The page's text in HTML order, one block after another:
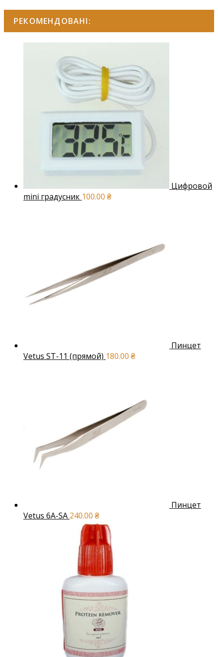
РЕКОМЕНДОВАНІ:
Цифровой
mini градусник 100.00 ₴
Пинцет
Vetus ST-11 (прямой) 180.00 ₴
Пинцет
Vetus 6A-SA 240.00 ₴